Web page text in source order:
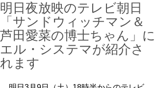
明日夜放映のテレビ朝日
「サンドウィッチマン＆
芦田愛菜の博士ちゃん」に
エル・システマが紹介さ
れます